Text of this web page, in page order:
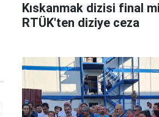
Kıskanmak dizisi final
RTÜK'ten diziye ceza